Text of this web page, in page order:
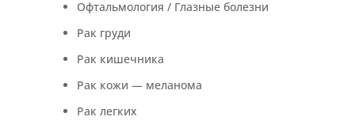
Офтальмология / Глазные болезни
Рак груди
Рак кишечника
Рак кожи — меланома
Рак легких